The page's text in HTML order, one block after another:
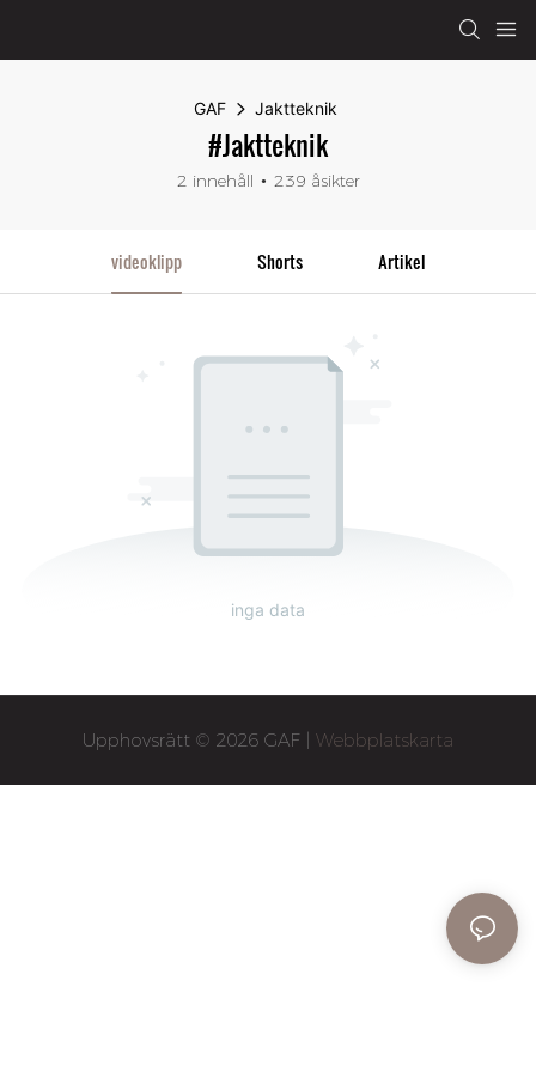
GAF Jaktteknik
#Jaktteknik
2 innehåll 239 åsikter
videoklipp Shorts Artikel
inga data
Upphovsrätt © 2026 GAF | Webbplatskarta